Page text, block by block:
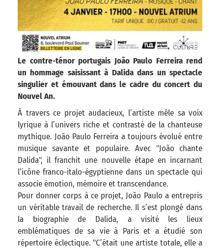
Le contre-ténor portugais João Paulo Ferreira rend
un hommage saisissant à Dalida dans un spectacle
singulier et émouvant dans le cadre du concert du
Nouvel An.
À travers ce projet audacieux, l’artiste mêle sa voix
lyrique à l’univers riche et contrasté de la chanteuse
mythique. João Paulo Ferreira a toujours évolué entre
musique savante et populaire. Avec "João chante
Dalida", il franchit une nouvelle étape en incarnant
l’icône franco-italo-égyptienne dans un spectacle qui
associe émotion, mémoire et transcendance.
Pour donner corps à ce projet, João Paulo a entrepris
un véritable travail de recherche. Il s’est plongé dans
la biographie de Dalida, a visité les lieux
emblématiques de sa vie à Paris et a étudié son
répertoire éclectique. "C’était une artiste totale, elle a